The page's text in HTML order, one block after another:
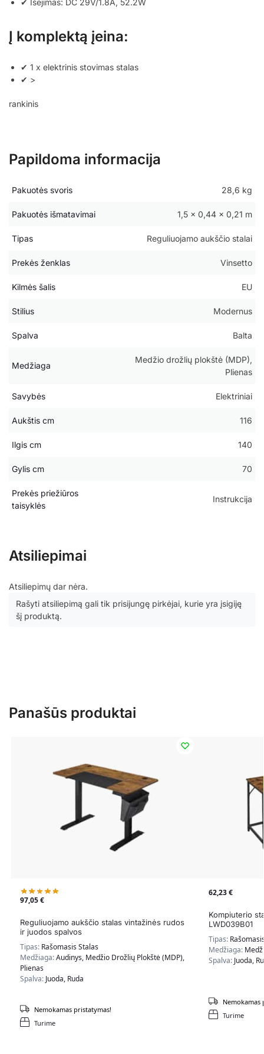
✔ Išėjimas: DC 29V/1.8A, 52.2W
Į komplektą įeina:
✔ 1 x elektrinis stovimas stalas
✔ >
rankinis
Papildoma informacija
Pakuotės svoris 28,6 kg
Pakuotės išmatavimai 1,5 × 0,44 × 0,21 m
Tipas Reguliuojamo aukščio stalai
Prekės ženklas Vinsetto
Kilmės šalis EU
Stilius Modernus
Spalva Balta
Medžiaga
Medžio drožlių plokštė (MDP),
Plienas
Savybės Elektriniai
Aukštis cm 116
Ilgis cm 140
Gylis cm 70
Prekės priežiūros
taisyklės
Instrukcija
Atsiliepimai
Atsiliepimų dar nėra.
Rašyti atsiliepimą gali tik prisijungę pirkėjai, kurie yra įsigiję
šį produktą.
Panašūs produktai
97,05€
Reguliuojamo aukščio stalas vintažinės rudos
ir juodos spalvos
Tipas: Rašomasis Stalas
Medžiaga:Audinys, Medžio Drožlių Plokštė (MDP),
Plienas
Spalva: Juoda, Ruda
Turime
Nemokamas pristatymas!
62,23€
Kompiuterio
LWD039B01
Tipas:
Medžiaga:
Spalva: Juoda,
Turime
Nemokamas